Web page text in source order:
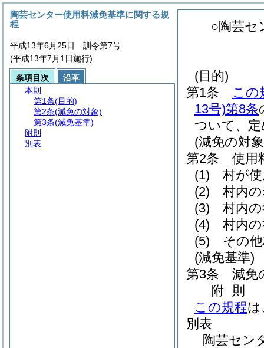
○陶芸セ
(目的)
第1条
この
13号)第8条
ついて、
(減免の対
第2条
使用
(1)
村が
(2)
村内
(3)
村内
(4)
村内
(5)
その
(減免基準)
第3条
減免
附 則
この規程は
別表
陶芸セン
陶芸センター使用料減免基準に関する規
程
平成13年6月25日 訓令第7号
(平成13年7月1日施行)
条項目次
沿革
本則
第1条(目的)
第2条(減免の対象)
第3条(減免基準)
附則
別表